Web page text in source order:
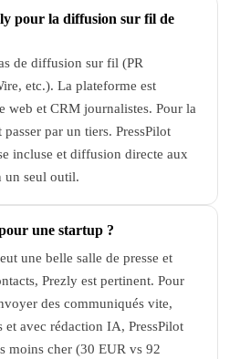
pour la diffusion sur fil de
de diffusion sur fil (PR
etc.). La plateforme est
web et CRM journalistes. Pour la
par un tiers. PressPilot
incluse et diffusion directe aux
un seul outil.
une startup ?
une belle salle de presse et
Prezly est pertinent. Pour
des communiqués vite,
et avec rédaction IA, PressPilot
moins cher (30 EUR vs 92